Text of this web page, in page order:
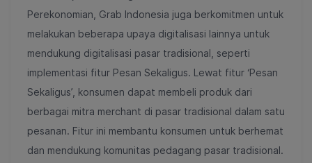
Perekonomian, Grab Indonesia juga berkomitmen untuk
melakukan beberapa upaya digitalisasi lainnya untuk
mendukung digitalisasi pasar tradisional, seperti
implementasi fitur Pesan Sekaligus. Lewat fitur ‘Pesan
Sekaligus’, konsumen dapat membeli produk dari
berbagai mitra merchant di pasar tradisional dalam satu
pesanan. Fitur ini membantu konsumen untuk berhemat
dan mendukung komunitas pedagang pasar tradisional.